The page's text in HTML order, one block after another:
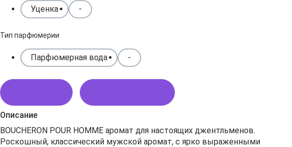
Уценка -
Тип парфюмерии
Парфюмерная вода -
Описание
BOUCHERON POUR HOMME аромат для настоящих джентльменов.
Роскошный, классический мужской аромат, с ярко выраженными